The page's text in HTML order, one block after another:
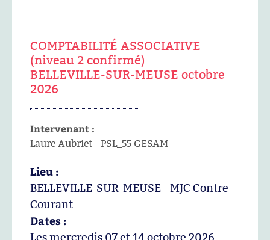
COMPTABILITÉ ASSOCIATIVE
(niveau 2 confirmé)
BELLEVILLE-SUR-MEUSE octobre
2026
Intervenant :
Laure Aubriet - PSL_55 GESAM
Lieu :
BELLEVILLE-SUR-MEUSE - MJC Contre-
Courant
Dates :